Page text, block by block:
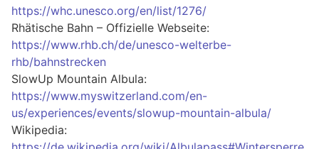
https://whc.unesco.org/en/list/1276/
Rhätische Bahn – Offizielle Webseite:
https://www.rhb.ch/de/unesco-welterbe-
rhb/bahnstrecken
SlowUp Mountain Albula:
https://www.myswitzerland.com/en-
us/experiences/events/slowup-mountain-albula/
Wikipedia: